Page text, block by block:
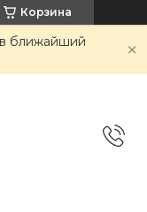
Корзина
в ближайший